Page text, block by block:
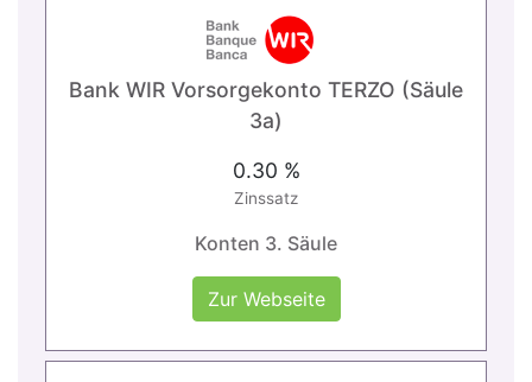
Bank WIR Vorsorgekonto TERZO (Säule
3a)
0.30 %
Zinssatz
Konten 3. Säule
Zur Webseite